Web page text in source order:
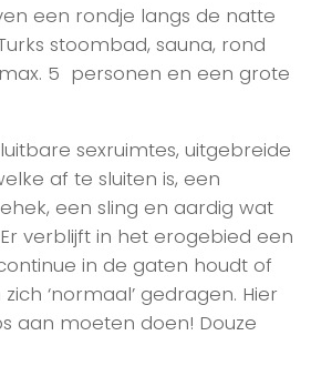
een rondje langs de natte
stoombad, sauna, rond
5 personen en een grote
sexruimtes, uitgebreide
af te sluiten is, een
een sling en aardig wat
verblijft in het erogebied een
in de gaten houdt of
‘normaal’ gedragen. Hier
aan moeten doen! Douze